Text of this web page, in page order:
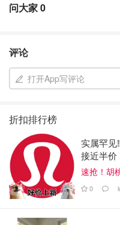
问大家0
评论
打开App写评论
折扣排行榜
实属罕见
接近半价
速抢！胡
0